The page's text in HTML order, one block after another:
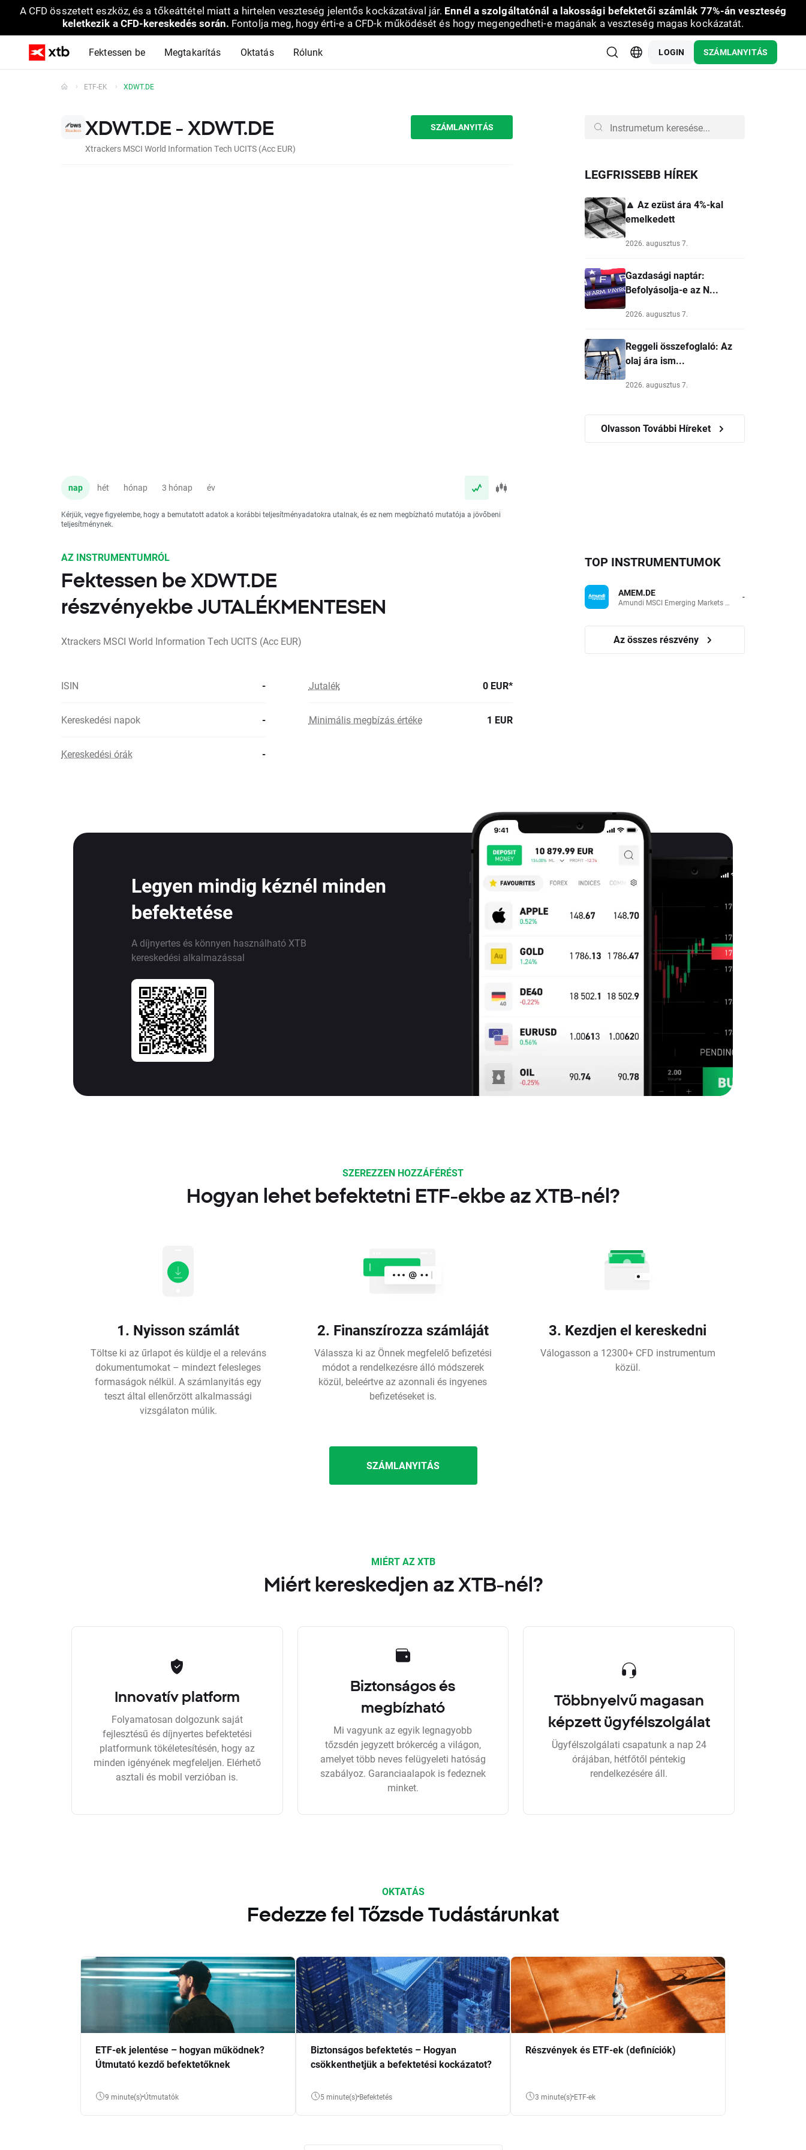
A CFD összetett eszköz, és a tőkeáttétel miatt a hirtelen veszteség jelentős kockázatával jár. Ennél a szolgáltatónál a lakossági befektetői számlák 77%-án veszteség
keletkezik a CFD-kereskedés során. Fontolja meg, hogy érti-e a CFD-k működését és hogy megengedheti-e magának a veszteség magas kockázatát.
Fektessen be Megtakarítás Oktatás Rólunk LOGIN SZÁMLANYITÁS
ETF-EK XDWT.DE
XDWT.DE - XDWT.DE
Xtrackers MSCI World Information Tech UCITS (Acc EUR)
SZÁMLANYITÁS
nap hét hónap 3 hónap év
Kérjük, vegye figyelembe, hogy a bemutatott adatok a korábbi teljesítményadatokra utalnak, és ez nem megbízható mutatója a jövőbeni
teljesítménynek.
LEGFRISSEBB HÍREK
🔼 Az ezüst ára 4%-kal
emelkedett
2026. augusztus 7.
Gazdasági naptár:
Befolyásolja-e az N...
2026. augusztus 7.
Reggeli összefoglaló: Az
olaj ára ism...
2026. augusztus 7.
Olvasson További Híreket
AZ INSTRUMENTUMRÓL
Fektessen be XDWT.DE
részvényekbe JUTALÉKMENTESEN
Xtrackers MSCI World Information Tech UCITS (Acc EUR)
ISIN - Jutalék 0 EUR*
Kereskedési napok - Minimális megbízás értéke 1 EUR
Kereskedési órák -
TOP INSTRUMENTUMOK
AMEM.DE
Amundi MSCI Emerging Markets UCITS (Acc EUR) -
Az összes részvény
Legyen mindig kéznél minden
befektetése
A díjnyertes és könnyen használható XTB
kereskedési alkalmazással
SZEREZZEN HOZZÁFÉRÉST
Hogyan lehet befektetni ETF-ekbe az XTB-nél?
1. Nyisson számlát
Töltse ki az űrlapot és küldje el a releváns
dokumentumokat – mindezt felesleges
formaságok nélkül. A számlanyitás egy
teszt által ellenőrzött alkalmassági
vizsgálaton múlik.
2. Finanszírozza számláját
Válassza ki az Önnek megfelelő befizetési
módot a rendelkezésre álló módszerek
közül, beleértve az azonnali és ingyenes
befizetéseket is.
3. Kezdjen el kereskedni
Válogasson a 12300+ CFD instrumentum
közül.
SZÁMLANYITÁS
MIÉRT AZ XTB
Miért kereskedjen az XTB-nél?
Innovatív platform
Folyamatosan dolgozunk saját
fejlesztésű és díjnyertes befektetési
platformunk tökéletesítésén, hogy az
minden igényének megfeleljen. Elérhető
asztali és mobil verzióban is.
Biztonságos és
megbízható
Mi vagyunk az egyik legnagyobb
tőzsdén jegyzett brókercég a világon,
amelyet több neves felügyeleti hatóság
szabályoz. Garanciaalapok is fedeznek
minket.
Többnyelvű magasan
képzett ügyfélszolgálat
Ügyfélszolgálati csapatunk a nap 24
órájában, hétfőtől péntekig
rendelkezésére áll.
OKTATÁS
Fedezze fel Tőzsde Tudástárunkat
ETF-ek jelentése – hogyan működnek?
Útmutató kezdő befektetőknek
9 minute(s) Útmutatók
Biztonságos befektetés – Hogyan
csökkenthetjük a befektetési kockázatot?
5 minute(s) Befektetés
Részvények és ETF-ek (definíciók)
3 minute(s) ETF-ek